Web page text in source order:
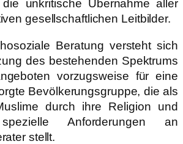
unkritische Übernahme aller
gesellschaftlichen Leitbilder.
Beratung versteht sich
des bestehenden Spektrums
vorzugsweise für eine
Bevölkerungsgruppe, die als
durch ihre Religion und
Anforderungen an
stellt.